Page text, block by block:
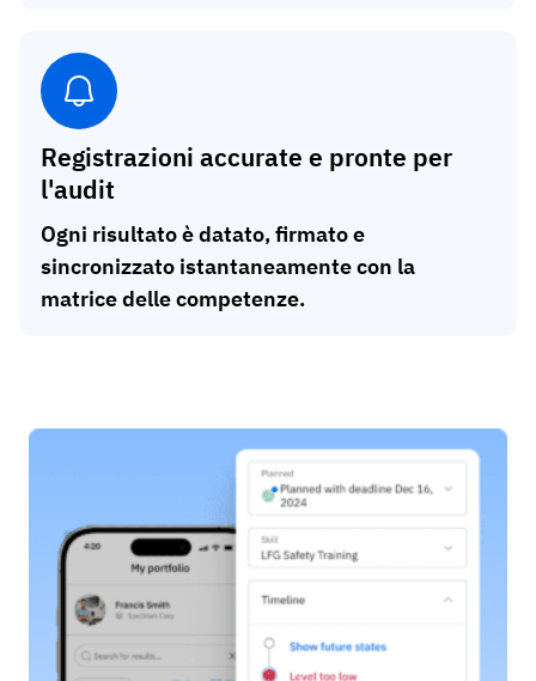
Registrazioni accurate e pronte per
l'audit
Ogni risultato è datato, firmato e
sincronizzato istantaneamente con la
matrice delle competenze.